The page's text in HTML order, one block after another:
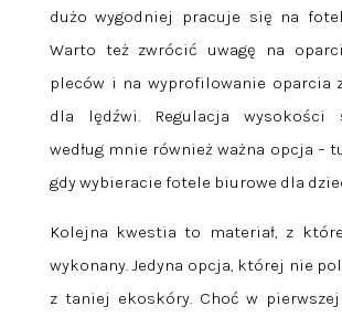
dużo wygodniej pracuje się na
Warto też zwrócić uwagę na
pleców i na wyprofilowanie oparcia
dla lędźwi. Regulacja wysokości
według mnie również ważna opcja –
gdy wybieracie fotele biurowe dla
Kolejna kwestia to materiał, z
wykonany. Jedyna opcja, której nie
z taniej ekoskóry. Choć w